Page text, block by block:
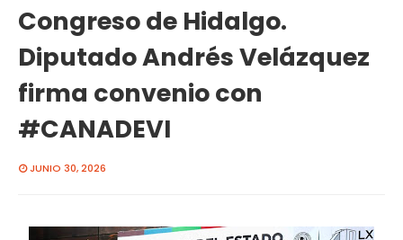
Congreso de Hidalgo.
Diputado Andrés Velázquez
firma convenio con
#CANADEVI
JUNIO 30, 2026